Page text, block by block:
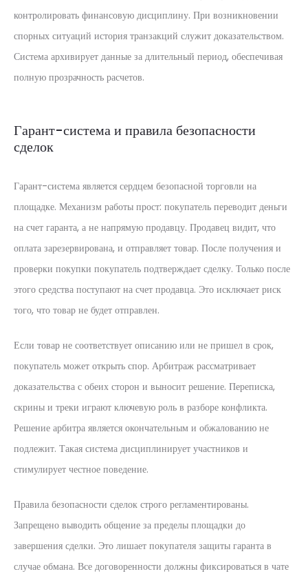
контролировать финансовую дисциплину. При возникновении
спорных ситуаций история транзакций служит доказательством.
Система архивирует данные за длительный период, обеспечивая
полную прозрачность расчетов.
Гарант-система и правила безопасности
сделок
Гарант-система является сердцем безопасной торговли на
площадке. Механизм работы прост: покупатель переводит деньги
на счет гаранта, а не напрямую продавцу. Продавец видит, что
оплата зарезервирована, и отправляет товар. После получения и
проверки покупки покупатель подтверждает сделку. Только после
этого средства поступают на счет продавца. Это исключает риск
того, что товар не будет отправлен.
Если товар не соответствует описанию или не пришел в срок,
покупатель может открыть спор. Арбитраж рассматривает
доказательства с обеих сторон и выносит решение. Переписка,
скрины и треки играют ключевую роль в разборе конфликта.
Решение арбитра является окончательным и обжалованию не
подлежит. Такая система дисциплинирует участников и
стимулирует честное поведение.
Правила безопасности сделок строго регламентированы.
Запрещено выводить общение за пределы площадки до
завершения сделки. Это лишает покупателя защиты гаранта в
случае обмана. Все договоренности должны фиксироваться в чате